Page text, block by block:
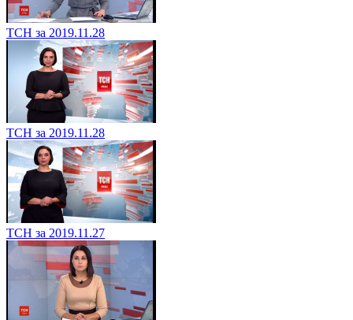
ТСН за 2019.11.28
ТСН за 2019.11.28
ТСН за 2019.11.27